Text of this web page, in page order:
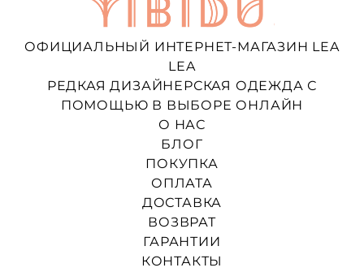
ОФИЦИАЛЬНЫЙ ИНТЕРНЕТ-МАГАЗИН LEA
LEA
РЕДКАЯ ДИЗАЙНЕРСКАЯ ОДЕЖДА С
ПОМОЩЬЮ В ВЫБОРЕ ОНЛАЙН
О НАС
БЛОГ
ПОКУПКА
ОПЛАТА
ДОСТАВКА
ВОЗВРАТ
ГАРАНТИИ
КОНТАКТЫ